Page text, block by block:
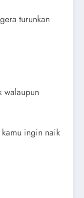
turunkan
walaupun
ingin naik